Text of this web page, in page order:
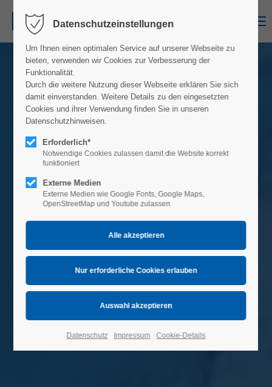
Datenschutzeinstellungen
Um Ihnen einen optimalen Service auf unserer Webseite zu
bieten, verwenden wir Cookies zur Verbesserung der
Funktionalität.
Durch die weitere Nutzung dieser Webseite erklären Sie sich
damit einverstanden. Weitere Details zu den eingesetzten
Cookies und ihrer Verwendung finden Sie in unseren
Datenschutzhinweisen.
Erforderlich*
Notwendige Cookies zulassen damit die Website korrekt
funktioniert
Externe Medien
Externe Medien wie Google Fonts, Google Maps,
OpenStreetMap und Youtube zulassen
Datenschutz Impressum Cookie-Details